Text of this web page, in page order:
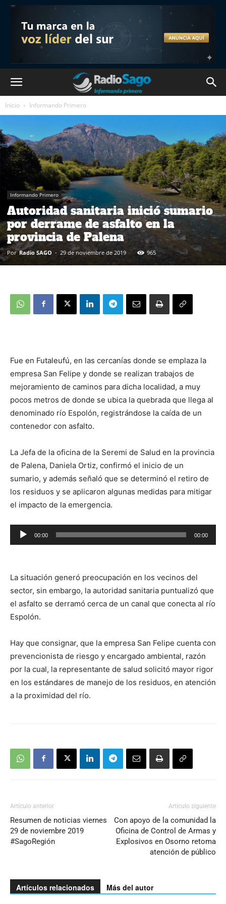
Inicio Informando Primero
Informando Primero
Autoridad sanitaria inició sumario
por derrame de asfalto en la
provincia de Palena
Por Radio SAGO - 29 de noviembre de 2019 965
Fue en Futaleufú, en las cercanías donde se emplaza la
empresa San Felipe y donde se realizan trabajos de
mejoramiento de caminos para dicha localidad, a muy
pocos metros de donde se ubica la quebrada que llega al
denominado río Espolón, registrándose la caída de un
contenedor con asfalto.
La Jefa de la oficina de la Seremi de Salud en la provincia
de Palena, Daniela Ortiz, confirmó el inicio de un
sumario, y además señaló que se determinó el retiro de
los residuos y se aplicaron algunas medidas para mitigar
el impacto de la emergencia.
Reproductor
de
00:00 00:00
La situación generó preocupación en los vecinos del
sector, sin embargo, la autoridad sanitaria puntualizó que
el asfalto se derramó cerca de un canal que conecta al río
Espolón.
Hay que consignar, que la empresa San Felipe cuenta con
prevencionista de riesgo y encargado ambiental, razón
por la cual, la representante de salud solicitó mayor rigor
en los estándares de manejo de los residuos, en atención
a la proximidad del río.
Artículo anterior
Resumen de noticias viernes
29 de noviembre 2019
#SagoRegión
Artículo siguiente
Con apoyo de la comunidad la
Oficina de Control de Armas y
Explosivos en Osorno retoma
atención de público
Artículos relacionados Más del autor